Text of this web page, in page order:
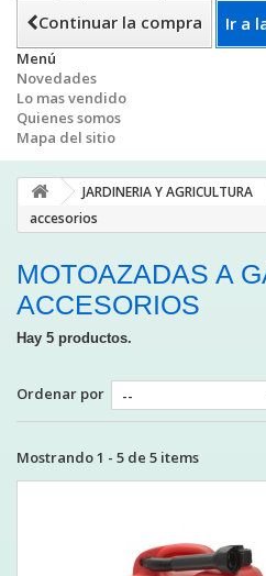
Continuar la compra Ir a
Menú
Novedades
Lo mas vendido
Quienes somos
Mapa del sitio
JARDINERIA Y AGRICULTURA
accesorios
MOTOAZADAS A
ACCESORIOS
Hay 5 productos.
Ordenar por
Mostrando 1 - 5 de 5 items